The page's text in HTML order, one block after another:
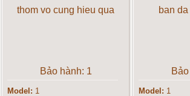
Bảo hành: 1
Model: 1 Model: 1